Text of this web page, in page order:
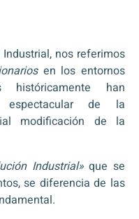
nos referimos
en los entornos
históricamente han
espectacular de la
modificación de la
Industrial»que se
se diferencia de las